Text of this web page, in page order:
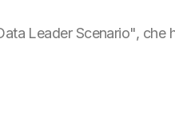
Leader Scenario", che